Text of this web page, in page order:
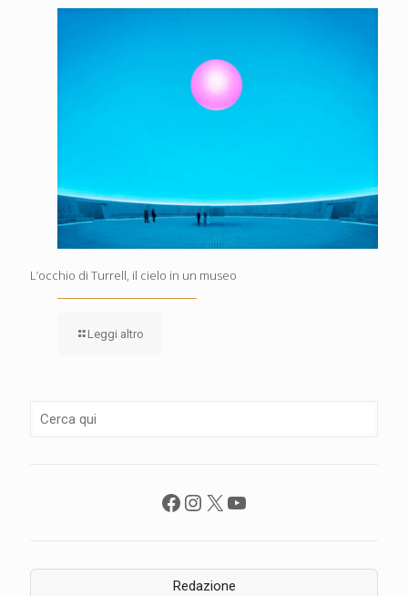
L’occhio di Turrell, il cielo in un museo
Leggi altro
Facebook
Instagram
X YouTube
Redazione